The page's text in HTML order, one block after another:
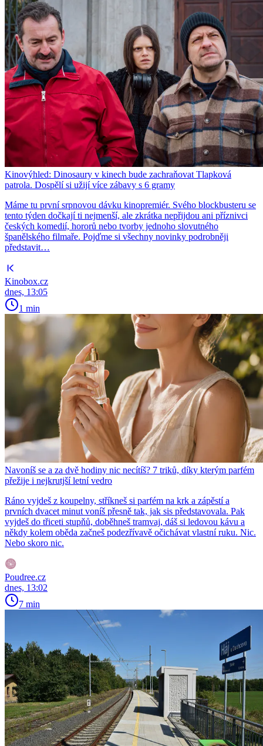
Kinovýhled: Dinosaury v kinech bude zachraňovat Tlapková
patrola. Dospělí si užijí více zábavy s 6 gramy
Máme tu první srpnovou dávku kinopremiér. Svého blockbusteru se
tento týden dočkají ti nejmenší, ale zkrátka nepřijdou ani příznivci
českých komedií, hororů nebo tvorby jednoho slovutného
španělského filmaře. Pojďme si všechny novinky podrobněji
představit…
Kinobox.cz
dnes, 13:05
1 min
Navoníš se a za dvě hodiny nic necítíš? 7 triků, díky kterým parfém
přežije i nejkrutjší letní vedro
Ráno vyjdeš z koupelny, stříkneš si parfém na krk a zápěstí a
prvních dvacet minut voníš přesně tak, jak sis představovala. Pak
vyjdeš do třiceti stupňů, doběhneš tramvaj, dáš si ledovou kávu a
někdy kolem oběda začneš podezřívavě očichávat vlastní ruku. Nic.
Nebo skoro nic.
Poudree.cz
dnes, 13:02
7 min